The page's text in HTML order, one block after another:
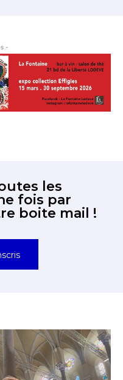
-
les
fois par
boite mail !